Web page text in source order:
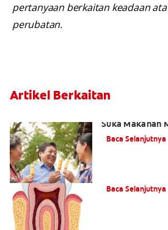
pertanyaan berkaitan keadaan
perubatan.
Artikel Berkaitan
Suka Makanan
Baca Selanjutnya
Baca Selanjutnya